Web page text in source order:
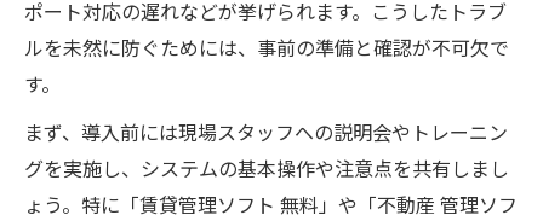
ポート対応の遅れなどが挙げられます。こうしたトラブ
ルを未然に防ぐためには、事前の準備と確認が不可欠で
す。
まず、導入前には現場スタッフへの説明会やトレーニン
グを実施し、システムの基本操作や注意点を共有しまし
ょう。特に「賃貸管理ソフト 無料」や「不動産 管理ソフ